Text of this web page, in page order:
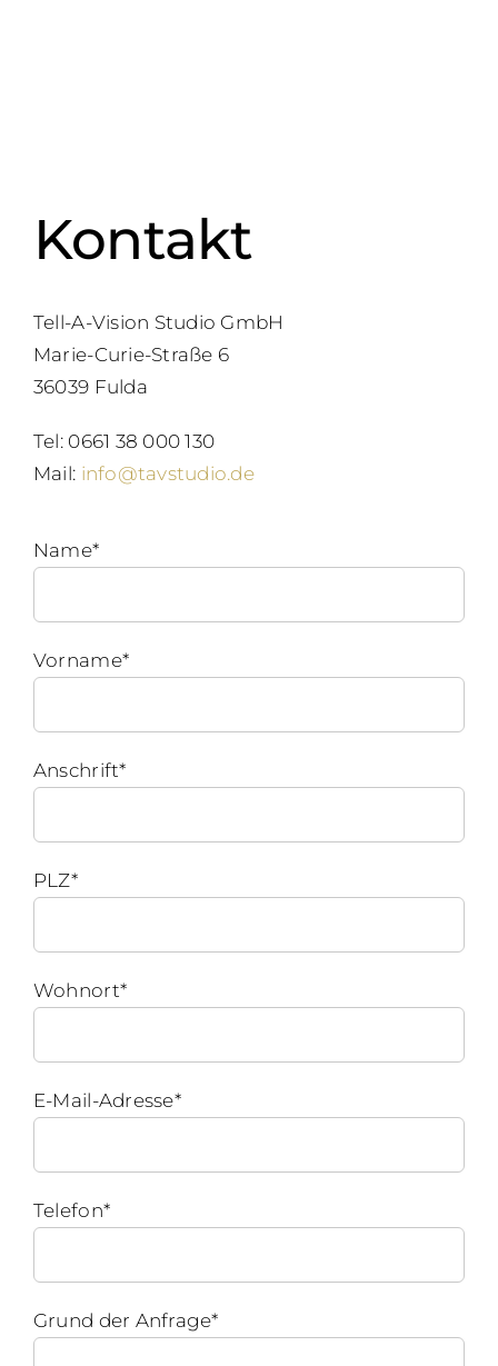
Kontakt
Tell-A-Vision Studio GmbH
Marie-Curie-Straße 6
36039 Fulda
Tel: 0661 38 000 130
Mail: info@tavstudio.de
Name*
Vorname*
Anschrift*
PLZ*
Wohnort*
E-Mail-Adresse*
Telefon*
Grund der Anfrage*